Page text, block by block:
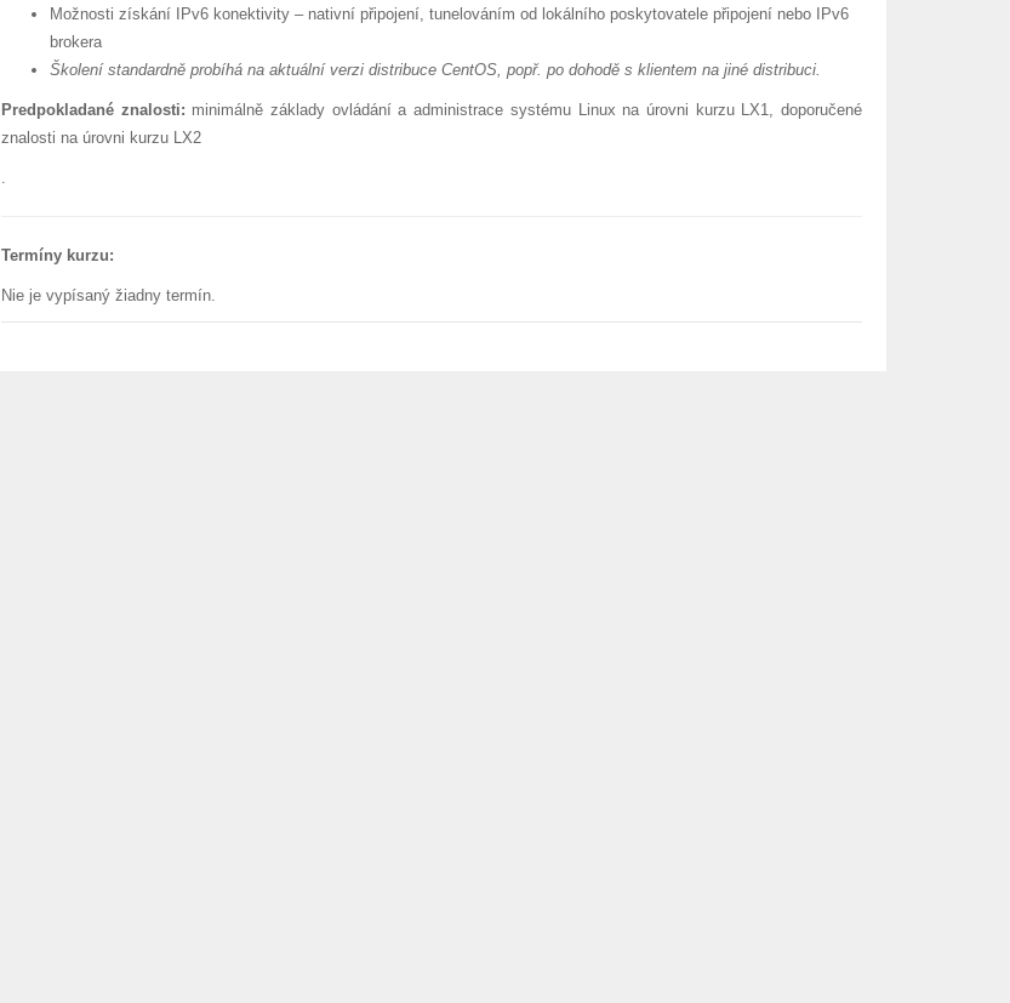
Možnosti získání IPv6 konektivity – nativní připojení, tunelováním od lokálního poskytovatele připojení nebo IPv6
brokera
Školení standardně probíhá na aktuální verzi distribuce CentOS, popř. po dohodě s klientem na jiné distribuci.
Predpokladané znalosti: minimálně základy ovládání a administrace systému Linux na úrovni kurzu LX1, doporučené
znalosti na úrovni kurzu LX2
.
Termíny kurzu:
Nie je vypísaný žiadny termín.